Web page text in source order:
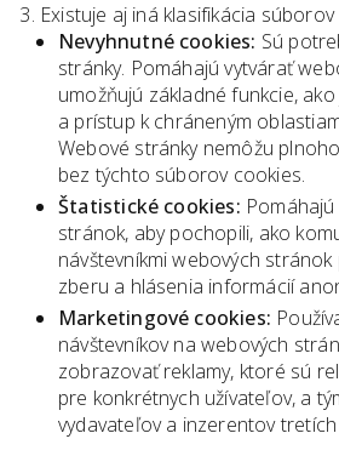
Existuje aj iná klasifikácia
Nevyhnutné cookies: Sú
stránky. Pomáhajú vytvárať
umožňujú základné funkcie,
a prístup k chráneným
Webové stránky nemôžu
bez týchto súborov cookies.
Štatistické cookies:
stránok, aby pochopili, ako
návštevníkmi webových
zberu a hlásenia informácií
Marketingové cookies:
návštevníkov na webových
zobrazovať reklamy, ktoré sú
pre konkrétnych užívateľov, a
vydavateľov a inzerentov